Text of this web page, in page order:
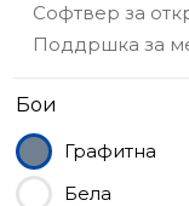
Софтвер за
Поддршка за
Бои
Графитна
Бела